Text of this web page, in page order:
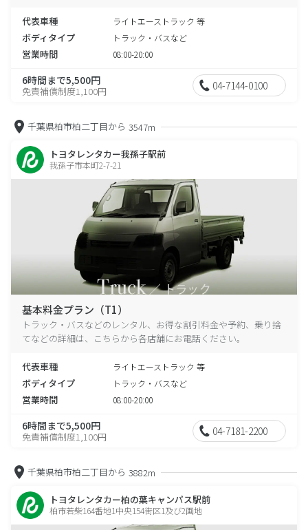
代表車種 ライトエーストラック 等
ボディタイプ トラック・バスなど
営業時間 08:00-20:00
6時間まで5,500円
免責補償制度1,100円 04-7144-0100
千葉県柏市柏二丁目から 3547m
トヨタレンタカー我孫子駅前
我孫子市本町2-7-21
基本料金プラン（T1）
トラック・バスなどのレンタル、お得な割引料金や予約、乗り捨
てなどの詳細は、こちらから各店舗にお電話ください。
代表車種 ライトエーストラック 等
ボディタイプ トラック・バスなど
営業時間 08:00-20:00
6時間まで5,500円
免責補償制度1,100円 04-7181-2200
千葉県柏市柏二丁目から 3882m
トヨタレンタカー柏の葉キャンパス駅前
柏市若柴164番地1中央154街区1及び2画地